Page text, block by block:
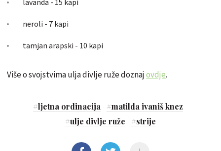
lavanda - 15 kapi
neroli - 7 kapi
tamjan arapski - 10 kapi
Više o svojstvima ulja divlje ruže doznajovdje.
#ljetna ordinacija #matilda ivaniš knez
#ulje divlje ruže #strije